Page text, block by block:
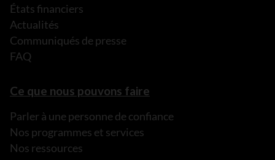
États financiers
Actualités
Communiqués de presse
FAQ
Ce que nous pouvons faire
Parler à une personne de confiance
Nos programmes et services
Nos ressources